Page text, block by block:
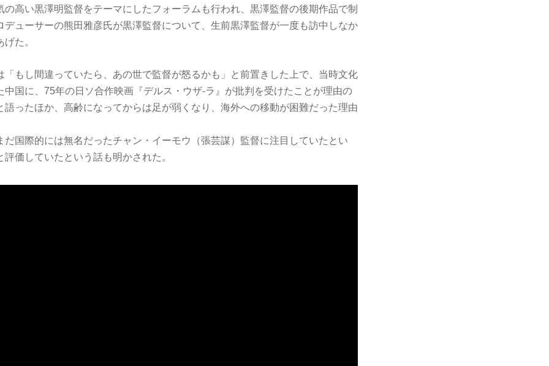
の高い黒澤明監督をテーマにしたフォーラムも行われ、黒澤監督の後期作品で制
デューサーの熊田雅彦氏が黒澤監督について、生前黒澤監督が一度も訪中しなか
た。
「もし間違っていたら、あの世で監督が怒るかも」と前置きした上で、当時文化
中国に、75年の日ソ合作映画『デルス・ウザ-ラ』が批判を受けたことが理由の
語ったほか、高齢になってからは足が弱くなり、海外への移動が困難だった理由
だ国際的には無名だったチャン・イーモウ（張芸謀）監督に注目していたとい
価していたという話も明かされた。